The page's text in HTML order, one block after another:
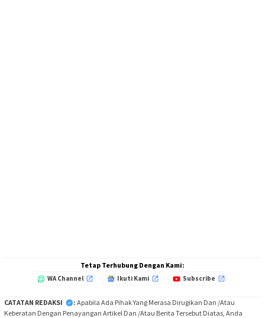
Tetap Terhubung Dengan Kami:
WA Channel Ikuti Kami Subscribe
CATATAN REDAKSI : Apabila Ada Pihak Yang Merasa Dirugikan Dan /Atau
Keberatan Dengan Penayangan Artikel Dan /Atau Berita Tersebut Diatas, Anda